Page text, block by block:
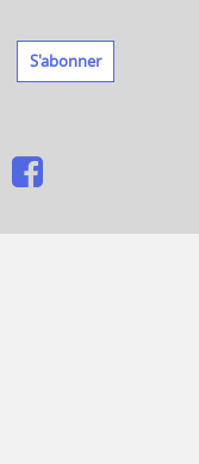
S'abonner